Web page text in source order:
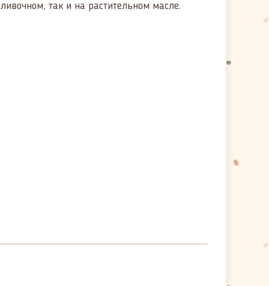
так и на растительном масле.